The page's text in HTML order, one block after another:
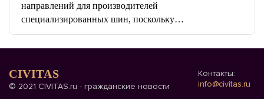
направлений для производителей
специализированных шин, поскольку…
CIVITAS
© 2021 CIVITAS.ru - гражданские новости
Контакты:
info@civitas.ru